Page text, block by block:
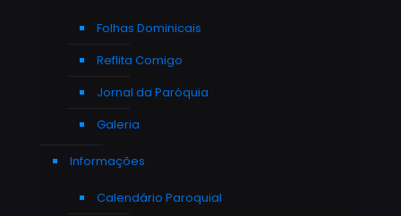
Folhas Dominicais
Reflita Comigo
Jornal da Paróquia
Galeria
Informações
Calendário Paroquial